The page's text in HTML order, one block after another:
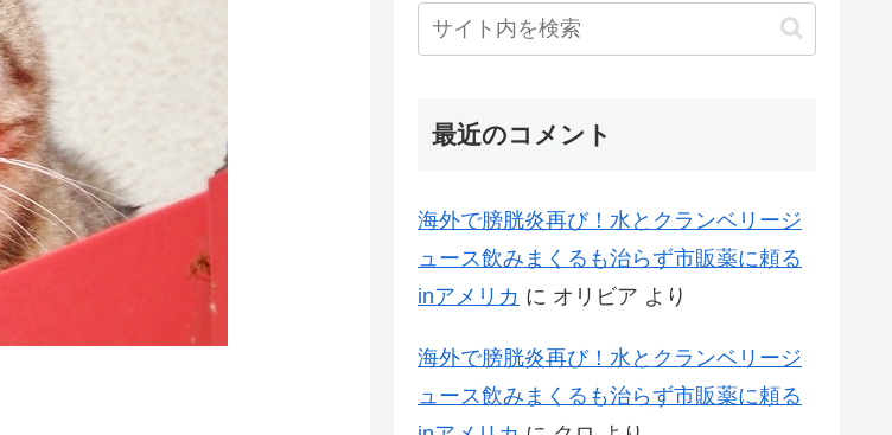
最近のコメント
海外で膀胱炎再び！水とクランベリージ
ュース飲みまくるも治らず市販薬に頼る
inアメリカ に オリビア より
海外で膀胱炎再び！水とクランベリージ
ュース飲みまくるも治らず市販薬に頼る